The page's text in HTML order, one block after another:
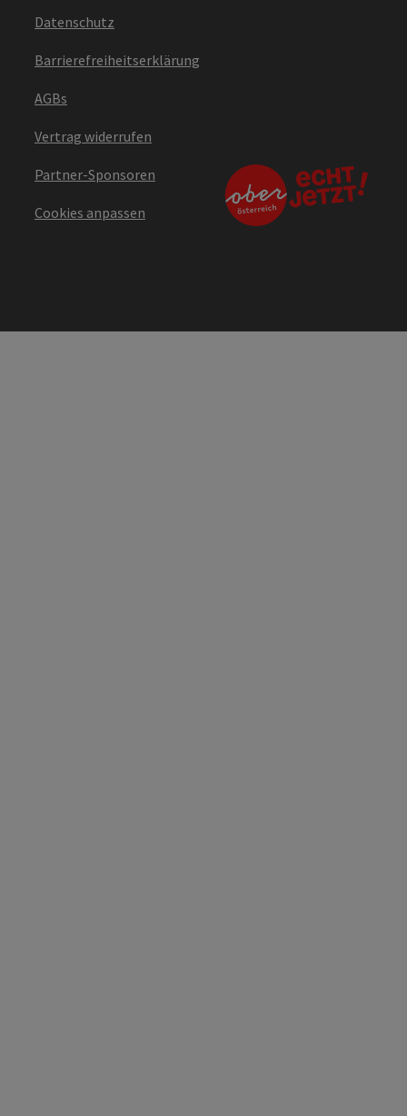
Datenschutz
Barrierefreiheitserklärung
AGBs
Vertrag widerrufen
Partner-Sponsoren
Cookies anpassen